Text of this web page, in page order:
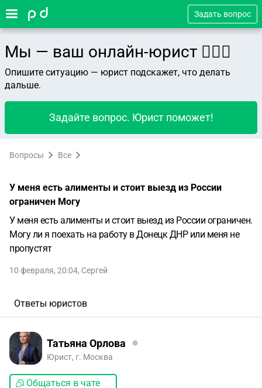
Задать вопрос
Мы — ваш онлайн-юрист 👨🏻‍⚖️
Опишите ситуацию — юрист подскажет, что делать
дальше.
Задайте вопрос. Юрист поможет!
Вопросы Все
У меня есть алименты и стоит выезд из России
ограничен Могу
У меня есть алименты и стоит выезд из России ограничен.
Могу ли я поехать на работу в Донецк ДНР или меня не
пропустят
10 февраля, 20:04, Сергей
Ответы юристов
Татьяна Орлова
Юрист, г. Москва
Общаться в чате